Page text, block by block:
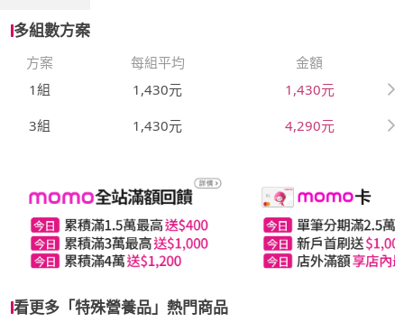
多組數方案
方案 每組平均
金額
1組
1,430元
1,430元
3組
1,430元 4,290元
看更多「特殊營養品」熱門商品